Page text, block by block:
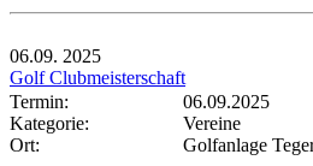
06.09. 2025
Golf Clubmeisterschaft
Termin:
06.09.2025
Kategorie:
Vereine
Ort:
Golfanlage